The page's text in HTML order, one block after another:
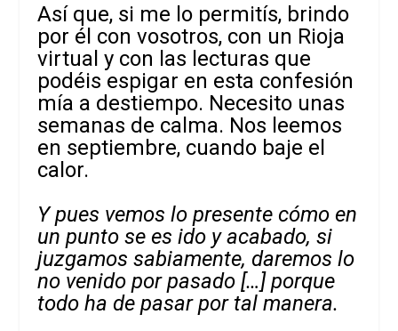
Así que, si me lo permitís, brindo
por él con vosotros, con un Rioja
virtual y con las lecturas que
podéis espigar en esta confesión
mía a destiempo. Necesito unas
semanas de calma. Nos leemos
en septiembre, cuando baje el
calor.
Y pues vemos lo presente cómo en
un punto se es ido y acabado, si
juzgamos sabiamente, daremos lo
no venido por pasado […] porque
todo ha de pasar por tal manera.